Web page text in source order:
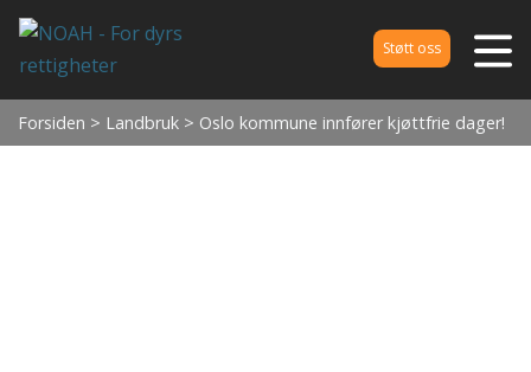
Støtt oss
Forsiden > Landbruk > Oslo kommune innfører kjøttfrie dager!